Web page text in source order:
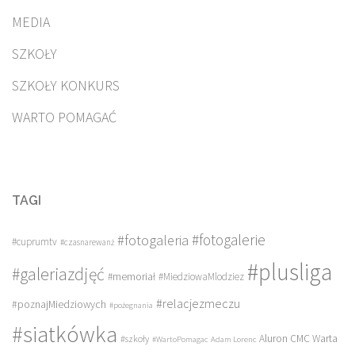
MEDIA
SZKOŁY
SZKOŁY KONKURS
WARTO POMAGAĆ
TAGI
#cuprumtv #czasnarewanż #fotogaleria #fotogalerie
#galeriazdjęć #memoriał #MiedziowaMlodziez #plusliga
#poznajMiedziowych #pożegnania #relacjezmeczu
#siatkówka #szkoły #WartoPomagac Adam Lorenc Aluron CMC Warta